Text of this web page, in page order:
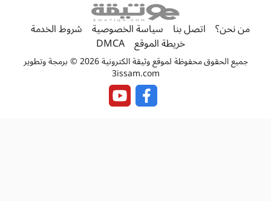
من نحن؟ اتصل بنا سياسة الخصوصية شروط الخدمة
خريطة الموقع DMCA
جميع الحقوق محفوظة لموقع وثيقة الكترونية 2026 © برمجة وتطوير
3issam.com